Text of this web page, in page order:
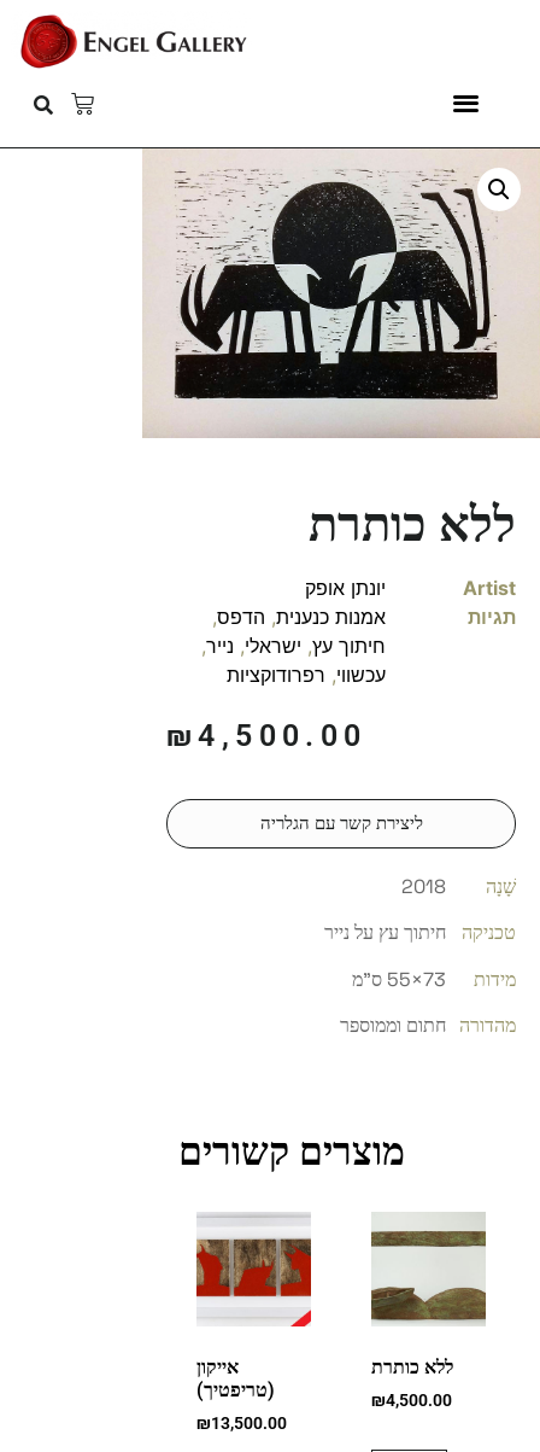
ללא כותרת
Artist
יונתן אופק
תגיות
אמנות כנענית, הדפס,
חיתוך עץ, ישראלי, נייר,
עכשווי, רפרודוקציות
₪4,500.00
ליצירת קשר עם הגלריה
שָׁנָה
2018
טכניקה
חיתוך עץ על נייר
מידות
73×55 ס"מ
מהדורה חתום וממוספר
מוצרים קשורים
ללא כותרת
₪4,500.00
אייקון
(טריפטיך)
₪13,500.00